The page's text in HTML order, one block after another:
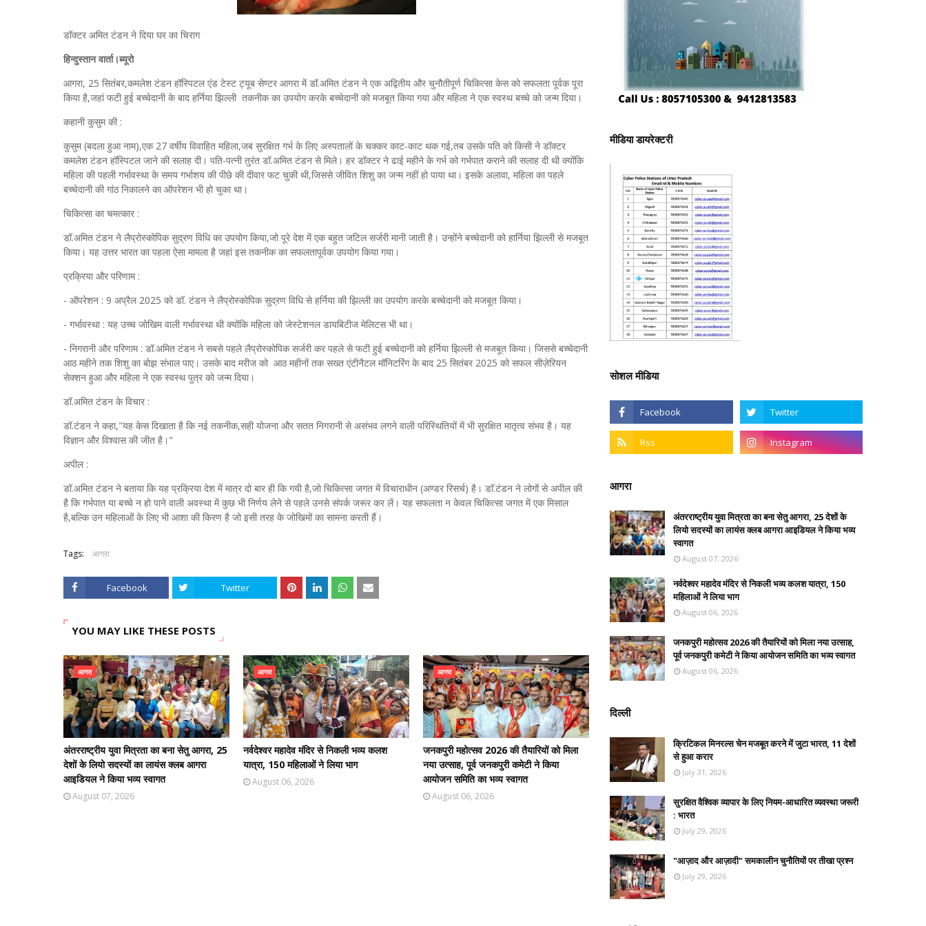
डॉक्टर अमित टंडन ने दिया घर का चिराग
हिन्दुस्तान वार्ता।ब्यूरो
आगरा, 25 सितंबर,कमलेश टंडन हॉस्पिटल एंड टेस्ट ट्यूब सेण्टर आगरा में डॉ.अमित टंडन ने एक अद्वितीय और चुनौतीपूर्ण चिकित्सा केस को सफलता पूर्वक पूरा
किया है,जहां फटी हुई बच्चेदानी के बाद हर्निया झिल्ली तकनीक का उपयोग करके बच्चेदानी को मजबूत किया गया और महिला ने एक स्वस्थ बच्चे को जन्म दिया।
कहानी कुसुम की :
कुसुम (बदला हुआ नाम),एक 27 वर्षीय विवाहित महिला,जब सुरक्षित गर्भ के लिए अस्पतालों के चक्कर काट-काट थक गई,तब उसके पति को किसी ने डॉक्टर
कमलेश टंडन हॉस्पिटल जाने की सलाह दी। पति-पत्नी तुरंत डॉ.अमित टंडन से मिले। हर डॉक्टर ने ढाई महीने के गर्भ को गर्भपात कराने की सलाह दी थी क्योंकि
महिला की पहली गर्भावस्था के समय गर्भाशय की पीछे की दीवार फट चुकी थी,जिससे जीवित शिशु का जन्म नहीं हो पाया था। इसके अलावा, महिला का पहले
बच्चेदानी की गांठ निकालने का ऑपरेशन भी हो चुका था।
चिकित्सा का चमत्कार :
डॉ.अमित टंडन ने लैप्रोस्कोपिक सुद्रण विधि का उपयोग किया,जो पूरे देश में एक बहुत जटिल सर्जरी मानी जाती है। उन्होंने बच्चेदानी को हार्निया झिल्ली से मजबूत
किया। यह उत्तर भारत का पहला ऐसा मामला है जहां इस तकनीक का सफलतापूर्वक उपयोग किया गया।
प्रक्रिया और परिणाम :
- ऑपरेशन : 9 अप्रैल 2025 को डॉ. टंडन ने लैप्रोस्कोपिक सुद्रण विधि से हर्निया की झिल्ली का उपयोग करके बच्चेदानी को मजबूत किया।
- गर्भावस्था : यह उच्च जोखिम वाली गर्भावस्था थी क्योंकि महिला को जेस्टेशनल डायबिटीज मेलिटस भी था।
- निगरानी और परिणाम : डॉ.अमित टंडन ने सबसे पहले लैप्रोस्कोपिक सर्जरी कर पहले से फटी हुई बच्चेदानी को हर्निया झिल्ली से मजबूत किया। जिससे बच्चेदानी
आठ महीने तक शिशु का बोझ संभाल पाए। उसके बाद मरीज को आठ महीनों तक सख्त एंटीनैटल मॉनिटरिंग के बाद 25 सितंबर 2025 को सफल सीज़ेरियन
सेक्शन हुआ और महिला ने एक स्वस्थ पुत्र को जन्म दिया।
डॉ.अमित टंडन के विचार :
डॉ.टंडन ने कहा,"यह केस दिखाता है कि नई तकनीक,सही योजना और सतत निगरानी से असंभव लगने वाली परिस्थितियों में भी सुरक्षित मातृत्व संभव है। यह
विज्ञान और विश्वास की जीत है।"
अपील :
डॉ.अमित टंडन ने बताया कि यह प्रक्रिया देश में मात्र दो बार ही कि गयी है,जो चिकित्सा जगत में विचाराधीन (अण्डर रिसर्च) है। डाॅ.टंडन ने लोगों से अपील की
है कि गर्भपात या बच्चे न हो पाने वाली अवस्था में कुछ भी निर्णय लेने से पहले उनसे संपर्क जरूर कर लें। यह सफलता न केवल चिकित्सा जगत में एक मिसाल
है,बल्कि उन महिलाओं के लिए भी आशा की किरण है जो इसी तरह के जोखिमों का सामना करती हैं।
Tags: आगरा
Facebook Twitter
YOU MAY LIKE THESE POSTS
आगरा
अंतरराष्ट्रीय युवा मित्रता का बना सेतु आगरा, 25
देशों के लियो सदस्यों का लायंस क्लब आगरा
आइडियल ने किया भव्य स्वागत
August 07, 2026
आगरा
नर्वदेश्वर महादेव मंदिर से निकली भव्य कलश
यात्रा, 150 महिलाओं ने लिया भाग
August 06, 2026
आगरा
जनकपुरी महोत्सव 2026 की तैयारियों को मिला
नया उत्साह, पूर्व जनकपुरी कमेटी ने किया
आयोजन समिति का भव्य स्वागत
August 06, 2026
मीडिया डायरेक्टरी
सोशल मीडिया
आगरा
अंतरराष्ट्रीय युवा मित्रता का बना सेतु आगरा, 25 देशों के
लियो सदस्यों का लायंस क्लब आगरा आइडियल ने किया भव्य
स्वागत
August 07, 2026
नर्वदेश्वर महादेव मंदिर से निकली भव्य कलश यात्रा, 150
महिलाओं ने लिया भाग
August 06, 2026
जनकपुरी महोत्सव 2026 की तैयारियों को मिला नया उत्साह,
पूर्व जनकपुरी कमेटी ने किया आयोजन समिति का भव्य स्वागत
August 06, 2026
दिल्ली
क्रिटिकल मिनरल्स चेन मजबूत करने में जुटा भारत, 11 देशों
से हुआ करार
July 31, 2026
सुरक्षित वैश्विक व्यापार के लिए नियम-आधारित व्यवस्था जरूरी
: भारत
July 29, 2026
"आज़ाद और आज़ादी" समकालीन चुनौतियों पर तीखा प्रश्न
July 29, 2026